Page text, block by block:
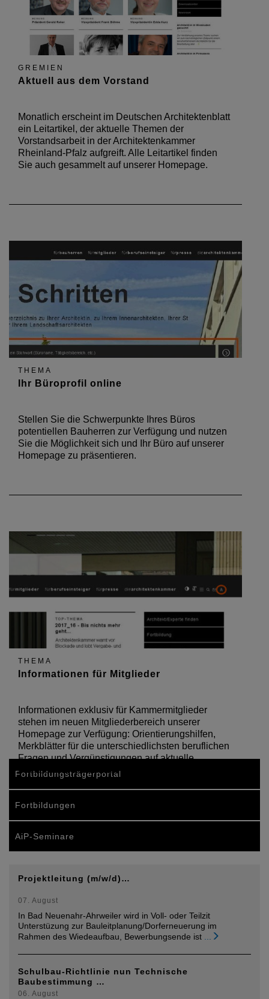
GREMIEN
Aktuell aus dem Vorstand
Monatlich erscheint im Deutschen Architektenblatt
ein Leitartikel, der aktuelle Themen der
Vorstandsarbeit in der Architektenkammer
Rheinland-Pfalz aufgreift. Alle Leitartikel finden
Sie auch gesammelt auf unserer Homepage.
THEMA
Ihr Büroprofil online
Stellen Sie die Schwerpunkte Ihres Büros
potentiellen Bauherren zur Verfügung und nutzen
Sie die Möglichkeit sich und Ihr Büro auf unserer
Homepage zu präsentieren.
THEMA
Informationen für Mitglieder
Informationen exklusiv für Kammermitglieder
stehen im neuen Mitgliederbereich unserer
Homepage zur Verfügung: Orientierungshilfen,
Merkblätter für die unterschiedlichsten beruflichen
Fragen und Vergünstigungen auf aktuelle
Fachsoftware sind dabei.…
Fortbildungsträgerportal
Fortbildungen
AiP-Seminare
Projektleitung (m/w/d)…
07. August
In Bad Neuenahr-Ahrweiler wird in Voll- oder Teilzit
Unterstüzung zur Bauleitplanung/Dorferneuerung im
Rahmen des Wiedeaufbau, Bewerbungsende ist ...
Schulbau-Richtlinie nun Technische
Baubestimmung …
06. August